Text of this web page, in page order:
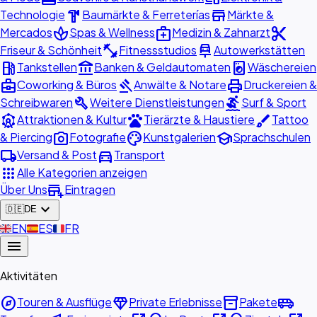
Technologie hardware Baumärkte & FerreteríasstoreMärkte &
MercadosspaSpas & Wellnessmedical_servicesMedizin & Zahnarztcontent_cut
Friseur & Schönheitfitness_centerFitnessstudios car_repairAutowerkstätten
local_gas_stationTankstellenaccount_balanceBanken & Geldautomaten local_laundry_serviceWäschereien
business_centerCoworking & Büros gavelAnwälte & NotareprintDruckereien &
SchreibwarenbuildWeitere DienstleistungensurfingSurf & Sport
attractionsAttraktionen & KulturpetsTierärzte & HaustierebrushTattoo
& Piercingphoto_cameraFotografiepaletteKunstgalerienschoolSprachschulen
local_shippingVersand & Postdirections_carTransport
appsAlle Kategorien anzeigen
Über Unsadd_businessEintragen
🇩🇪DE expand_more
🇬🇧EN🇪🇸ES🇫🇷FR
menu
Aktivitäten
exploreTouren & AusflügediamondPrivate Erlebnisseinventory_2Paketeairport_shuttle